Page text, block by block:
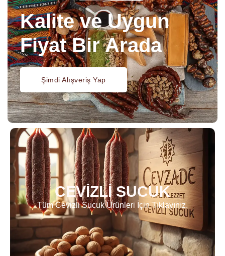
Kalite ve Uygun
Fiyat Bir Arada
Şimdi Alışveriş Yap
CEVİZLİ SUCUK
Tüm Cevizli Sucuk Ürünleri İçin Tıklayınız.